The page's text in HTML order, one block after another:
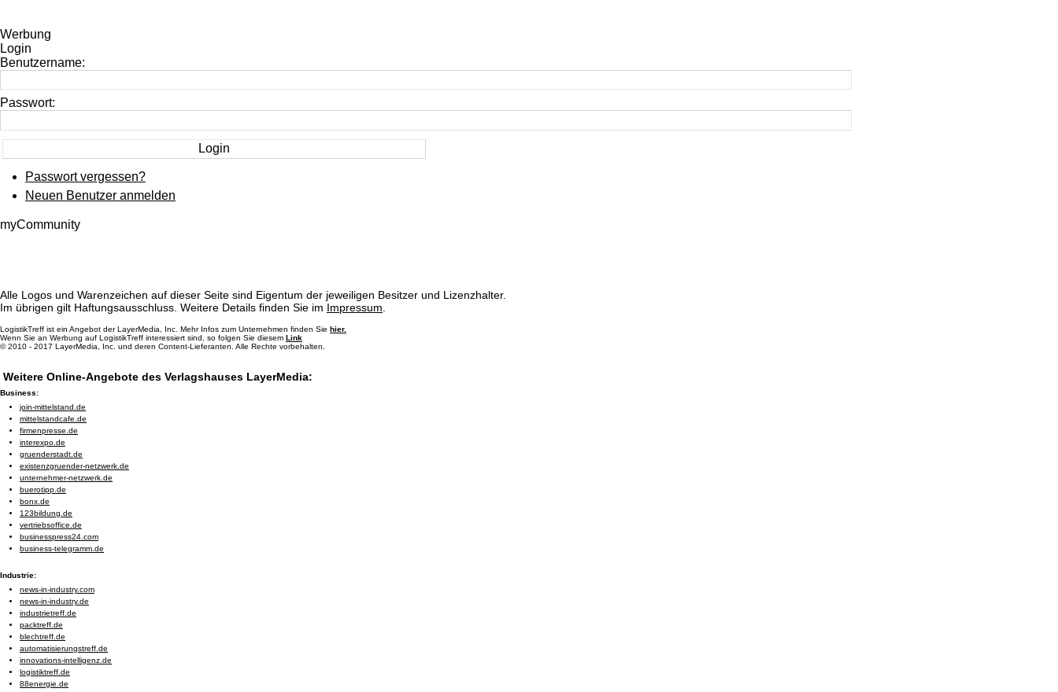
Werbung
Login
Benutzername:
Passwort:
Passwort vergessen?
Neuen Benutzer anmelden
myCommunity
Alle Logos und Warenzeichen auf dieser Seite sind Eigentum der jeweiligen Besitzer und Lizenzhalter.
Im übrigen gilt Haftungsausschluss. Weitere Details finden Sie im Impressum.
LogistikTreff ist ein Angebot der LayerMedia, Inc. Mehr Infos zum Unternehmen finden Sie hier.
Wenn Sie an Werbung auf LogistikTreff interessiert sind, so folgen Sie diesem Link
© 2010 - 2017 LayerMedia, Inc. und deren Content-Lieferanten. Alle Rechte vorbehalten.
Weitere Online-Angebote des Verlagshauses LayerMedia:
Business:
join-mittelstand.de
mittelstandcafe.de
firmenpresse.de
interexpo.de
gruenderstadt.de
existenzgruender-netzwerk.de
unternehmer-netzwerk.de
buerotipp.de
bonx.de
123bildung.de
vertriebsoffice.de
businesspress24.com
business-telegramm.de
Industrie:
news-in-industry.com
news-in-industry.de
industrietreff.de
packtreff.de
blechtreff.de
automatisierungstreff.de
innovations-intelligenz.de
logistiktreff.de
88energie.de